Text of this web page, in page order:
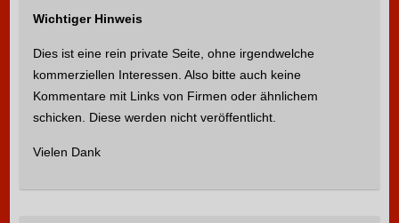
n
Wichtiger Hinweis
Dies ist eine rein private Seite, ohne irgendwelche
kommerziellen Interessen. Also bitte auch keine
Kommentare mit Links von Firmen oder ähnlichem
schicken. Diese werden nicht veröffentlicht.
Vielen Dank